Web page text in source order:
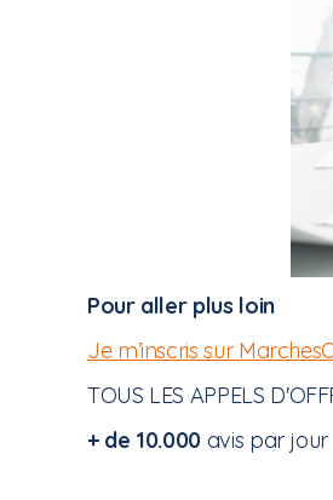
Pour aller plus loin
Je m’inscris sur
TOUS LES APPELS
+ de 10.000 avis par jour